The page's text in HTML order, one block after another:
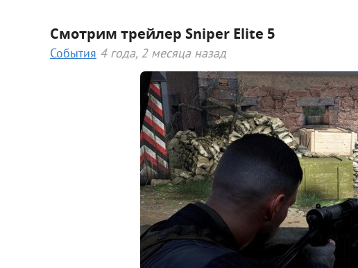
Смотрим трейлер Sniper Elite 5
События 4 года, 2 месяца назад